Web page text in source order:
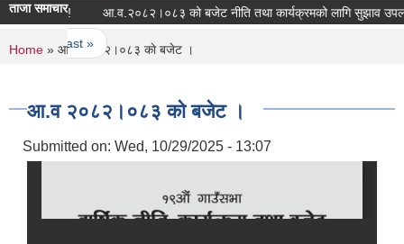
ताजा समाचार
सूचना ! आ.व.२०८२।०८३ को बजेट नीति तथा कार्यक्रमको लागि सुझाव उपलब्ध
last »
You are here
Home » आ.व २०८२।०८३ काे बजेट ।
आ.व २०८२।०८३ काे बजेट ।
Submitted on: Wed, 10/29/2025 - 13:07